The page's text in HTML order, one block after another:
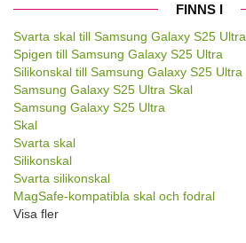
FINNS I
Svarta skal till Samsung Galaxy S25 Ultra
Spigen till Samsung Galaxy S25 Ultra
Silikonskal till Samsung Galaxy S25 Ultra
Samsung Galaxy S25 Ultra Skal
Samsung Galaxy S25 Ultra
Skal
Svarta skal
Silikonskal
Svarta silikonskal
MagSafe-kompatibla skal och fodral
Visa fler